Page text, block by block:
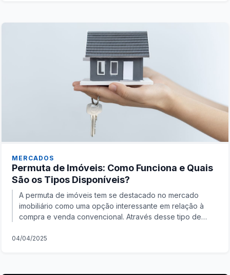
MERCADOS
Permuta de Imóveis: Como Funciona e Quais
São os Tipos Disponíveis?
A permuta de imóveis tem se destacado no mercado
imobiliário como uma opção interessante em relação à
compra e venda convencional. Através desse tipo de
04/04/2025